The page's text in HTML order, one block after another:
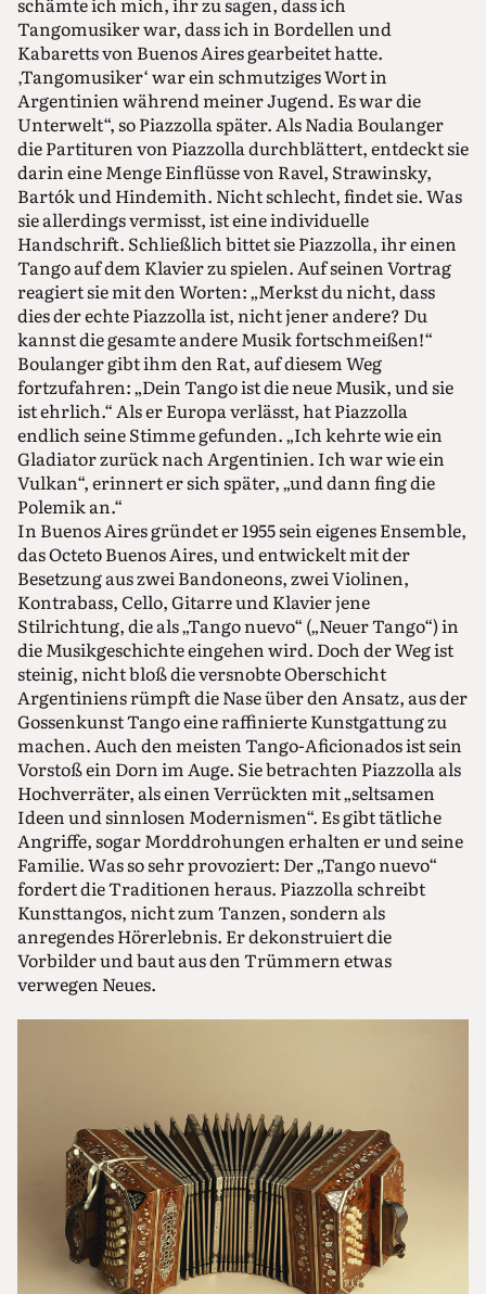
Tangomusiker war, dass ich in Bordellen und
Kabaretts von Buenos Aires gearbeitet hatte.
‚Tangomusiker‘ war ein schmutziges Wort in
Argentinien während meiner Jugend. Es war die
Unterwelt“, so Piazzolla später. Als Nadia Boulanger
die Partituren von Piazzolla durchblättert, entdeckt sie
darin eine Menge Einflüsse von Ravel, Strawinsky,
Bartók und Hindemith. Nicht schlecht, findet sie. Was
sie allerdings vermisst, ist eine individuelle
Handschrift. Schließlich bittet sie Piazzolla, ihr einen
Tango auf dem Klavier zu spielen. Auf seinen Vortrag
reagiert sie mit den Worten: „Merkst du nicht, dass
dies der echte Piazzolla ist, nicht jener andere? Du
kannst die gesamte andere Musik fortschmeißen!“
Boulanger gibt ihm den Rat, auf diesem Weg
fortzufahren: „Dein Tango ist die neue Musik, und sie
ist ehrlich.“ Als er Europa verlässt, hat Piazzolla
endlich seine Stimme gefunden. „Ich kehrte wie ein
Gladiator zurück nach Argentinien. Ich war wie ein
Vulkan“, erinnert er sich später, „und dann fing die
Polemik an.“
In Buenos Aires gründet er 1955 sein eigenes Ensemble,
das Octeto Buenos Aires, und entwickelt mit der
Besetzung aus zwei Bandoneons, zwei Violinen,
Kontrabass, Cello, Gitarre und Klavier jene
Stilrichtung, die als „Tango nuevo“ („Neuer Tango“) in
die Musikgeschichte eingehen wird. Doch der Weg ist
steinig, nicht bloß die versnobte Oberschicht
Argentiniens rümpft die Nase über den Ansatz, aus der
Gossenkunst Tango eine raffinierte Kunstgattung zu
machen. Auch den meisten Tango-Aficionados ist sein
Vorstoß ein Dorn im Auge. Sie betrachten Piazzolla als
Hochverräter, als einen Verrückten mit „seltsamen
Ideen und sinnlosen Modernismen“. Es gibt tätliche
Angriffe, sogar Morddrohungen erhalten er und seine
Familie. Was so sehr provoziert: Der „Tango nuevo“
fordert die Traditionen heraus. Piazzolla schreibt
Kunsttangos, nicht zum Tanzen, sondern als
anregendes Hörerlebnis. Er dekonstruiert die
Vorbilder und baut aus den Trümmern etwas
verwegen Neues.